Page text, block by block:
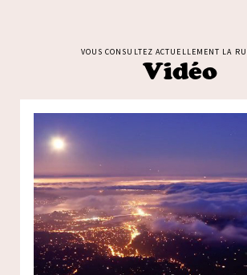
VOUS CONSULTEZ ACTUELLEMENT LA
Vidéo